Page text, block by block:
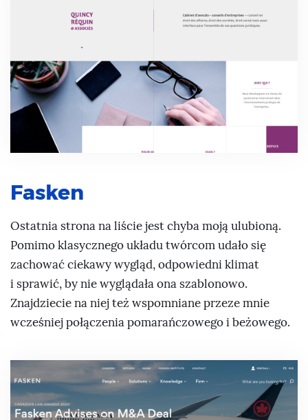
Fasken
Ostatnia strona na liście jest chyba moją ulubioną.
Pomimo klasycznego układu twórcom udało się
zachować ciekawy wygląd, odpowiedni klimat
i sprawić, by nie wyglądała ona szablonowo.
Znajdziecie na niej też wspomniane przeze mnie
wcześniej połączenia pomarańczowego i beżowego.